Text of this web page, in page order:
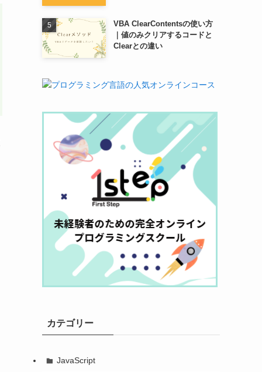
VBA ClearContentsの使い方
｜値のみクリアするコードと
Clearとの違い
カテゴリー
JavaScript